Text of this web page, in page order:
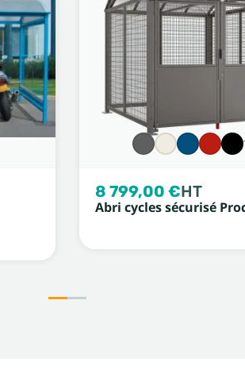
8 799,00 €HT
Abri cycles sécurisé